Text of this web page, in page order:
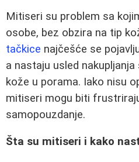
Mitiseri su problem sa
osobe, bez obzira na tip
tačkice najčešće se
a nastaju usled
kože u porama. Iako nisu
mitiseri mogu biti
samopouzdanje.
Šta su mitiseri i kako